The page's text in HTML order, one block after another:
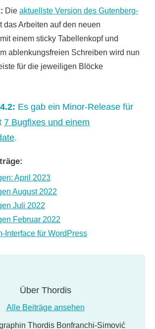
Die aktuellste Version des Gutenberg-
das Arbeiten auf den neuen
einem sticky Tabellenkopf und
ablenkungsfreien Schreiben wird nun
für die jeweiligen Blöcke
Es gab ein Minor-Release für
7 Bugfixes und einem
.
April 2023
August 2022
Juli 2022
Februar 2022
Interface für WordPress
Über Thordis
Alle Beiträge ansehen
Thordis Bonfranchi-Simović